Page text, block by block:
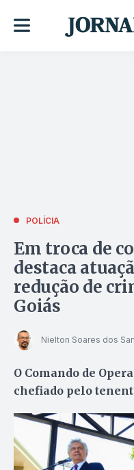
POLÍCIA
Em troca de
destaca
redução de
Goiás
Nielton Soares dos
O Comando de
chefiado pelo